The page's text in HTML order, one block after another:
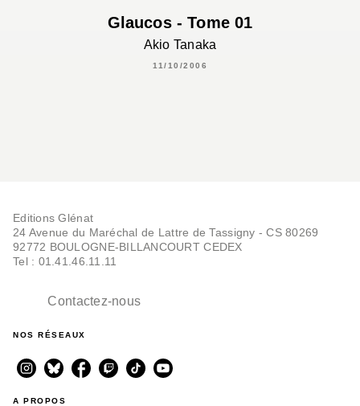
Glaucos - Tome 01
Akio Tanaka
11/10/2006
Editions Glénat
24 Avenue du Maréchal de Lattre de Tassigny - CS 80269
92772 BOULOGNE-BILLANCOURT CEDEX
Tel : 01.41.46.11.11
Contactez-nous
NOS RÉSEAUX
A PROPOS